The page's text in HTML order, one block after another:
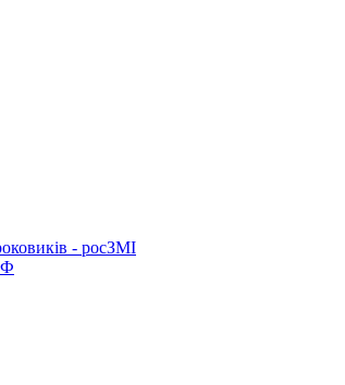
- росЗМІ